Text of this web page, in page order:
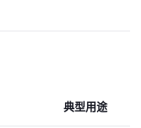
典型用途